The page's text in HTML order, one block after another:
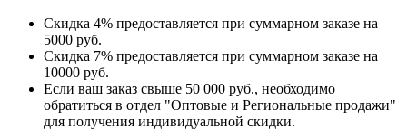
Скидка 4% предоставляется при суммарном заказе на
5000 руб.
Скидка 7% предоставляется при суммарном заказе на
10000 руб.
Если ваш заказ свыше 50 000 руб., необходимо
обратиться в отдел "Оптовые и Региональные продажи"
для получения индивидуальной скидки.